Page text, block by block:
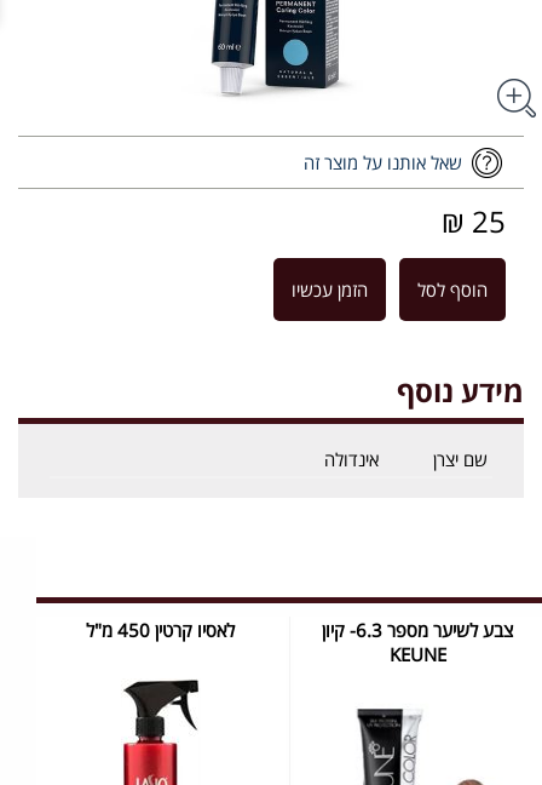
שאל אותנו על מוצר זה
25 ₪
הוסף לסל הזמן עכשיו
מידע נוסף
שם יצרן אינדולה
צבע לשיער מספר 6.3- קיון
KEUNE
לאסיו קרטין 450 מ"ל